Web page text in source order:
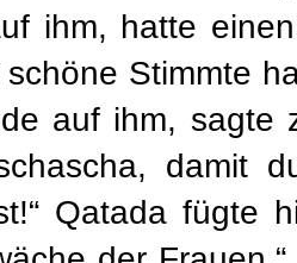
ihm, hatte
Stimmte
auf ihm, sagte
damit
Qatada fügte